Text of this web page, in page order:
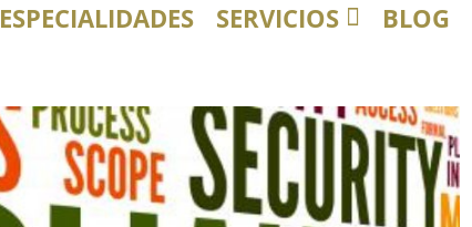
ESPECIALIDADES SERVICIOS BLOG